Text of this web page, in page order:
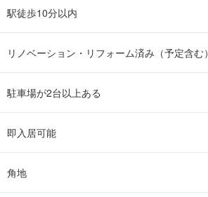
駅徒歩10分以内
リノベーション・リフォーム済み（予定含む）
駐車場が2台以上ある
即入居可能
角地